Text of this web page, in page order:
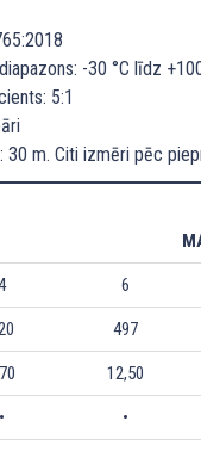
-30 °C līdz
5:1
30 m. Citi izmēri pēc
6
497
12,50
• •